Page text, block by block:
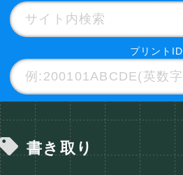
プリントID
書き取り